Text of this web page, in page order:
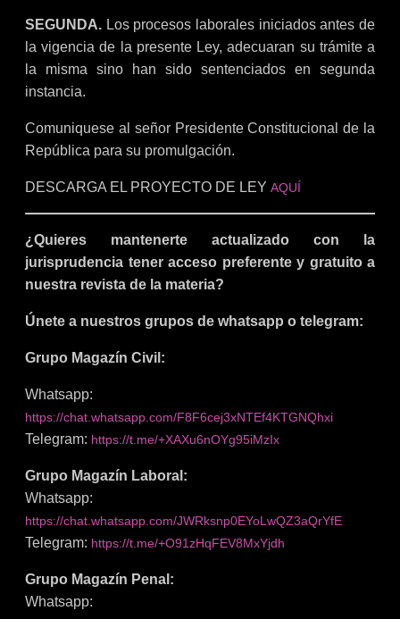
SEGUNDA. Los procesos laborales iniciados antes de
la vigencia de la presente Ley, adecuaran su trámite a
la misma sino han sido sentenciados en segunda
instancia.
Comuniquese al señor Presidente Constitucional de la
República para su promulgación.
DESCARGA EL PROYECTO DE LEY AQUÍ
¿Quieres mantenerte actualizado con la
jurisprudencia tener acceso preferente y gratuito a
nuestra revista de la materia?
Únete a nuestros grupos de whatsapp o telegram:
Grupo Magazín Civil:
Whatsapp:
https://chat.whatsapp.com/F8F6cej3xNTEf4KTGNQhxi
Telegram: https://t.me/+XAXu6nOYg95iMzIx
Grupo Magazín Laboral:
Whatsapp:
https://chat.whatsapp.com/JWRksnp0EYoLwQZ3aQrYfE
Telegram: https://t.me/+O91zHqFEV8MxYjdh
Grupo Magazín Penal:
Whatsapp: